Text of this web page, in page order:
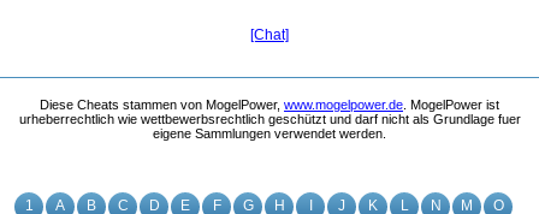
1 A B C D E F G H J K L N M
O
[Chat]
Diese Cheats stammen von MogelPower, www.mogelpower.de . MogelPower ist
urheberrechtlich wie wettbewerbsrechtlich geschützt und darf nicht als Grundlage fuer
eigene Sammlungen verwendet werden.